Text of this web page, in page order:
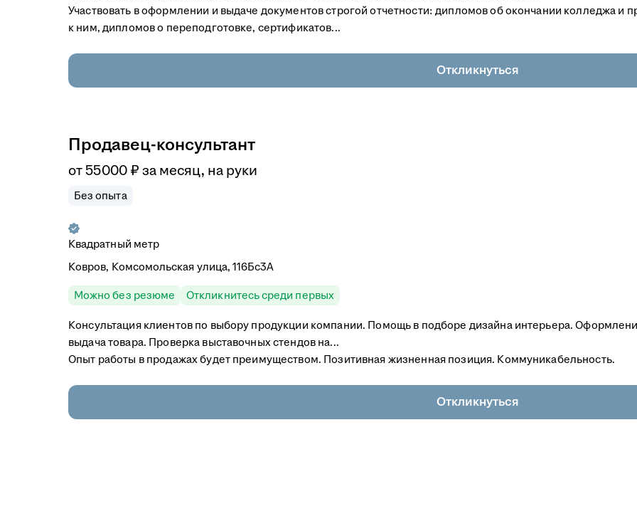
Участвовать в оформлении и выдаче документов строгой отчетности: дипломов об окончании колледжа и
к ним, дипломов о переподготовке, сертификатов...
Откликнуться
Продавец-консультант
от55 000 ₽ за месяц, на руки
Без опыта
Квадратный метр
Ковров, Комсомольская улица, 116Бс3А
Можно без резюме Откликнитесь среди первых
Консультация клиентов по выбору продукции компании. Помощь в подборе дизайна интерьера.
выдача товара. Проверка выставочных стендов на...
Опыт работы в продажах будет преимуществом. Позитивная жизненная позиция. Коммуникабельность.
Откликнуться